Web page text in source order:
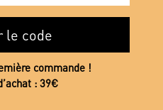
le code
commande !
: 39€